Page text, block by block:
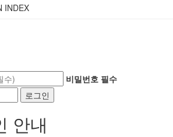
INDEX
비밀번호 필수
안내